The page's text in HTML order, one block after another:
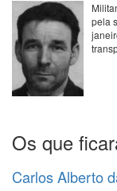
pela
Paginação
Os que
Carlos Alberto